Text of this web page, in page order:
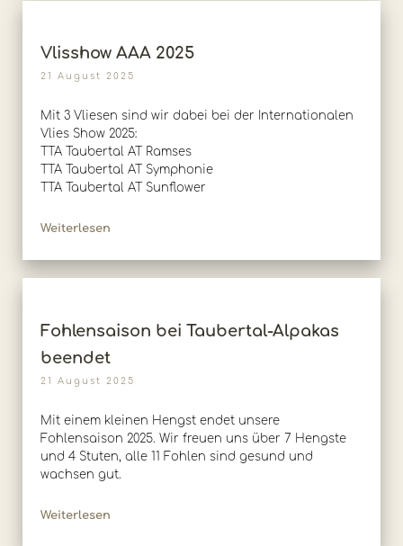
Vlisshow AAA 2025
21 August 2025
Mit 3 Vliesen sind wir dabei bei der Internationalen
Vlies Show 2025:
TTA Taubertal AT Ramses
TTA Taubertal AT Symphonie
TTA Taubertal AT Sunflower
Weiterlesen
Fohlensaison bei Taubertal-Alpakas
beendet
21 August 2025
Mit einem kleinen Hengst endet unsere
Fohlensaison 2025. Wir freuen uns über 7 Hengste
und 4 Stuten, alle 11 Fohlen sind gesund und
wachsen gut.
Weiterlesen